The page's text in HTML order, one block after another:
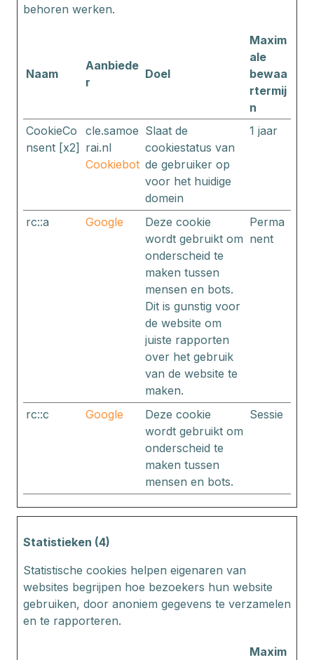
behoren werken.
Naam
Aanbiede
r
Doel
Maxim
ale
bewaa
rtermij
n
CookieCo
nsent [x2]
cle.samoe
rai.nl
Cookiebot
Slaat de
cookiestatus van
de gebruiker op
voor het huidige
domein
1 jaar
rc::a Google
Deze cookie
wordt gebruikt om
onderscheid te
maken tussen
mensen en bots.
Dit is gunstig voor
de website om
juiste rapporten
over het gebruik
van de website te
maken.
Perma
nent
rc::c Google
Deze cookie
wordt gebruikt om
onderscheid te
maken tussen
mensen en bots.
Sessie
Statistieken (4)
Statistische cookies helpen eigenaren van
websites begrijpen hoe bezoekers hun website
gebruiken, door anoniem gegevens te verzamelen
en te rapporteren.
Maxim